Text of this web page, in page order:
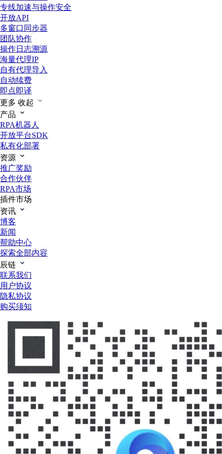
专线加速与操作安全
开放API
多窗口同步器
团队协作
操作日志溯源
海量代理IP
自有代理导入
自动续费
即点即译
更多 收起
产品
RPA机器人
开放平台SDK
私有化部署
资源
推广奖励
合作伙伴
RPA市场
插件市场
资讯
博客
新闻
帮助中心
探索全部内容
辰链
联系我们
用户协议
隐私协议
购买须知